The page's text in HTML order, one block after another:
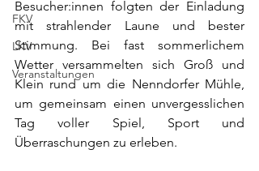
FKV
LKV
Veranstaltungen
Besucher:innen folgten der Einladung
mit strahlender Laune und bester
Stimmung. Bei fast sommerlichem
Wetter versammelten sich Groß und
Klein rund um die Nenndorfer Mühle,
um gemeinsam einen unvergesslichen
Tag voller Spiel, Sport und
Überraschungen zu erleben.